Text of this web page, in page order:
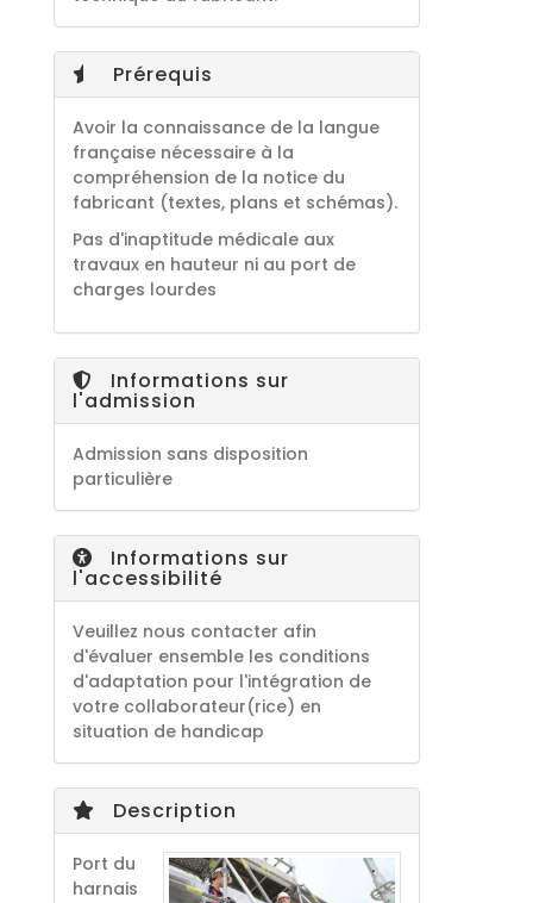
Prérequis
Avoir la connaissance de la langue
française nécessaire à la
compréhension de la notice du
fabricant (textes, plans et schémas).
Pas d'inaptitude médicale aux
travaux en hauteur ni au port de
charges lourdes
Informations sur
l'admission
Admission sans disposition
particulière
Informations sur
l'accessibilité
Veuillez nous contacter afin
d'évaluer ensemble les conditions
d'adaptation pour l'intégration de
votre collaborateur(rice) en
situation de handicap
Description
Port du
harnais